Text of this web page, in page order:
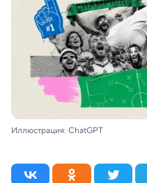
Иллюстрация: ChatGPT